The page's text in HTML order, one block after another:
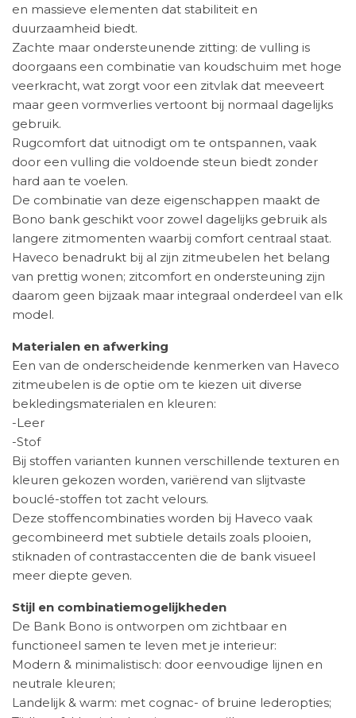
en massieve elementen dat stabiliteit en
duurzaamheid biedt.
Zachte maar ondersteunende zitting: de vulling is
doorgaans een combinatie van koudschuim met hoge
veerkracht, wat zorgt voor een zitvlak dat meeveert
maar geen vormverlies vertoont bij normaal dagelijks
gebruik.
Rugcomfort dat uitnodigt om te ontspannen, vaak
door een vulling die voldoende steun biedt zonder
hard aan te voelen.
De combinatie van deze eigenschappen maakt de
Bono bank geschikt voor zowel dagelijks gebruik als
langere zitmomenten waarbij comfort centraal staat.
Haveco benadrukt bij al zijn zitmeubelen het belang
van prettig wonen; zitcomfort en ondersteuning zijn
daarom geen bijzaak maar integraal onderdeel van elk
model.
Materialen en afwerking
Een van de onderscheidende kenmerken van Haveco
zitmeubelen is de optie om te kiezen uit diverse
bekledingsmaterialen en kleuren:
-Leer
-Stof
Bij stoffen varianten kunnen verschillende texturen en
kleuren gekozen worden, variërend van slijtvaste
bouclé-stoffen tot zacht velours.
Deze stoffencombinaties worden bij Haveco vaak
gecombineerd met subtiele details zoals plooien,
stiknaden of contrastaccenten die de bank visueel
meer diepte geven.
Stijl en combinatiemogelijkheden
De Bank Bono is ontworpen om zichtbaar en
functioneel samen te leven met je interieur:
Modern & minimalistisch: door eenvoudige lijnen en
neutrale kleuren;
Landelijk & warm: met cognac- of bruine lederopties;